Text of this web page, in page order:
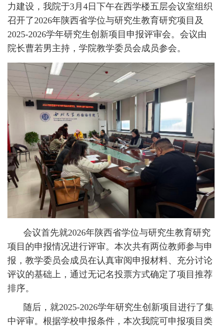
力建设，我院于3月4日下午在西学楼五层会议室组织
召开了2026年陕西省学位与研究生教育研究项目及
2025-2026学年研究生创新项目申报评审会。会议由
院长曹若男主持，学院教学委员会成员参会。
会议首先就2026年陕西省学位与研究生教育研究
项目的申报情况进行评审。本次共有两位教师参与申
报，教学委员会成员在认真审阅申报材料、充分讨论
评议的基础上，通过无记名投票方式确定了项目推荐
排序。
随后，就2025-2026学年研究生创新项目进行了集
中评审。根据学校申报条件，本次我院可申报项目类